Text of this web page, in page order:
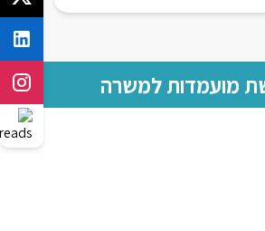
מועמדות למשרה